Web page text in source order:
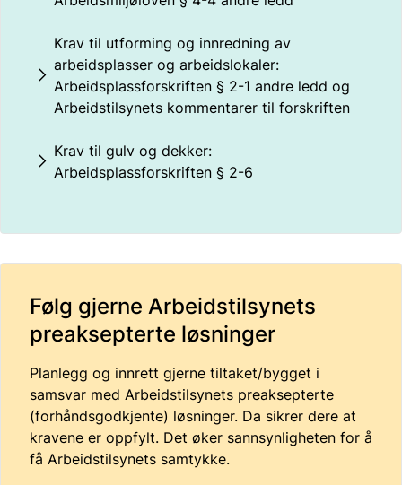
Krav til utforming og innredning av
arbeidsplasser og arbeidslokaler:
Arbeidsplassforskriften § 2-1 andre ledd og
Arbeidstilsynets kommentarer til forskriften
Krav til gulv og dekker:
Arbeidsplassforskriften § 2-6
Følg gjerne Arbeidstilsynets
preaksepterte løsninger
Planlegg og innrett gjerne tiltaket/bygget i
samsvar med Arbeidstilsynets preaksepterte
(forhåndsgodkjente) løsninger. Da sikrer dere at
kravene er oppfylt. Det øker sannsynligheten for å
få Arbeidstilsynets samtykke.